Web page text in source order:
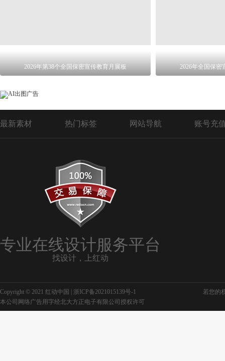
2026年第38个全国保密宣传教育月展板 2026年全国保密
最新素材 热门标签 网站导航 账号充
专业在线设计服务平台
找设计，上红动
Copyright © 2021 红动中国 | 浙ICP备2021015139号-1
若您的
本公司网络广告用字经北大方正电子有限公司授权许可